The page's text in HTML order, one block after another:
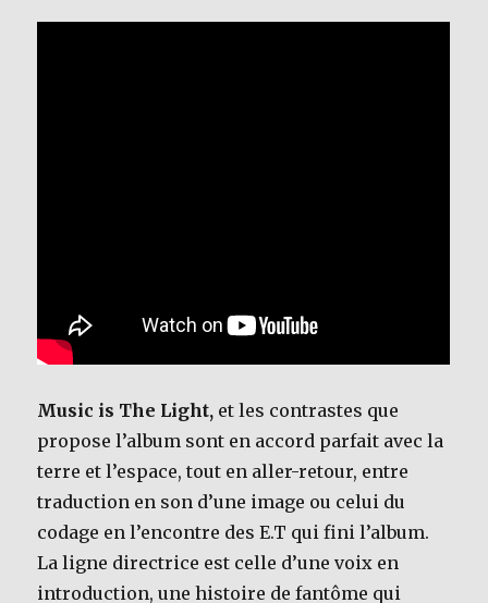
Music is The Light, et les contrastes que
propose l’album sont en accord parfait avec la
terre et l’espace, tout en aller-retour, entre
traduction en son d’une image ou celui du
codage en l’encontre des E.T qui fini l’album.
La ligne directrice est celle d’une voix en
introduction, une histoire de fantôme qui